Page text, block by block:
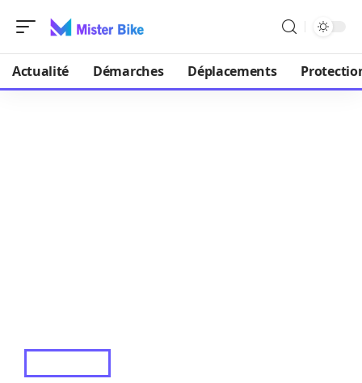
Actualité Démarches Déplacements